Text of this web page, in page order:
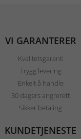
VI GARANTERER
Kvalitetsgaranti
Trygg levering
Enkelt å handle
30 dagers angrerett
Sikker betaling
KUNDETJENESTE